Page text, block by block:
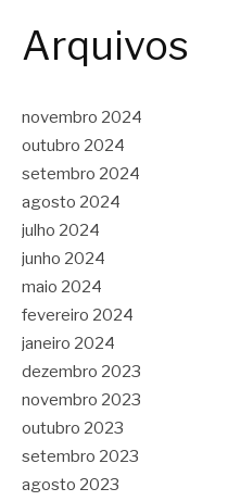
Arquivos
novembro 2024
outubro 2024
setembro 2024
agosto 2024
julho 2024
junho 2024
maio 2024
fevereiro 2024
janeiro 2024
dezembro 2023
novembro 2023
outubro 2023
setembro 2023
agosto 2023